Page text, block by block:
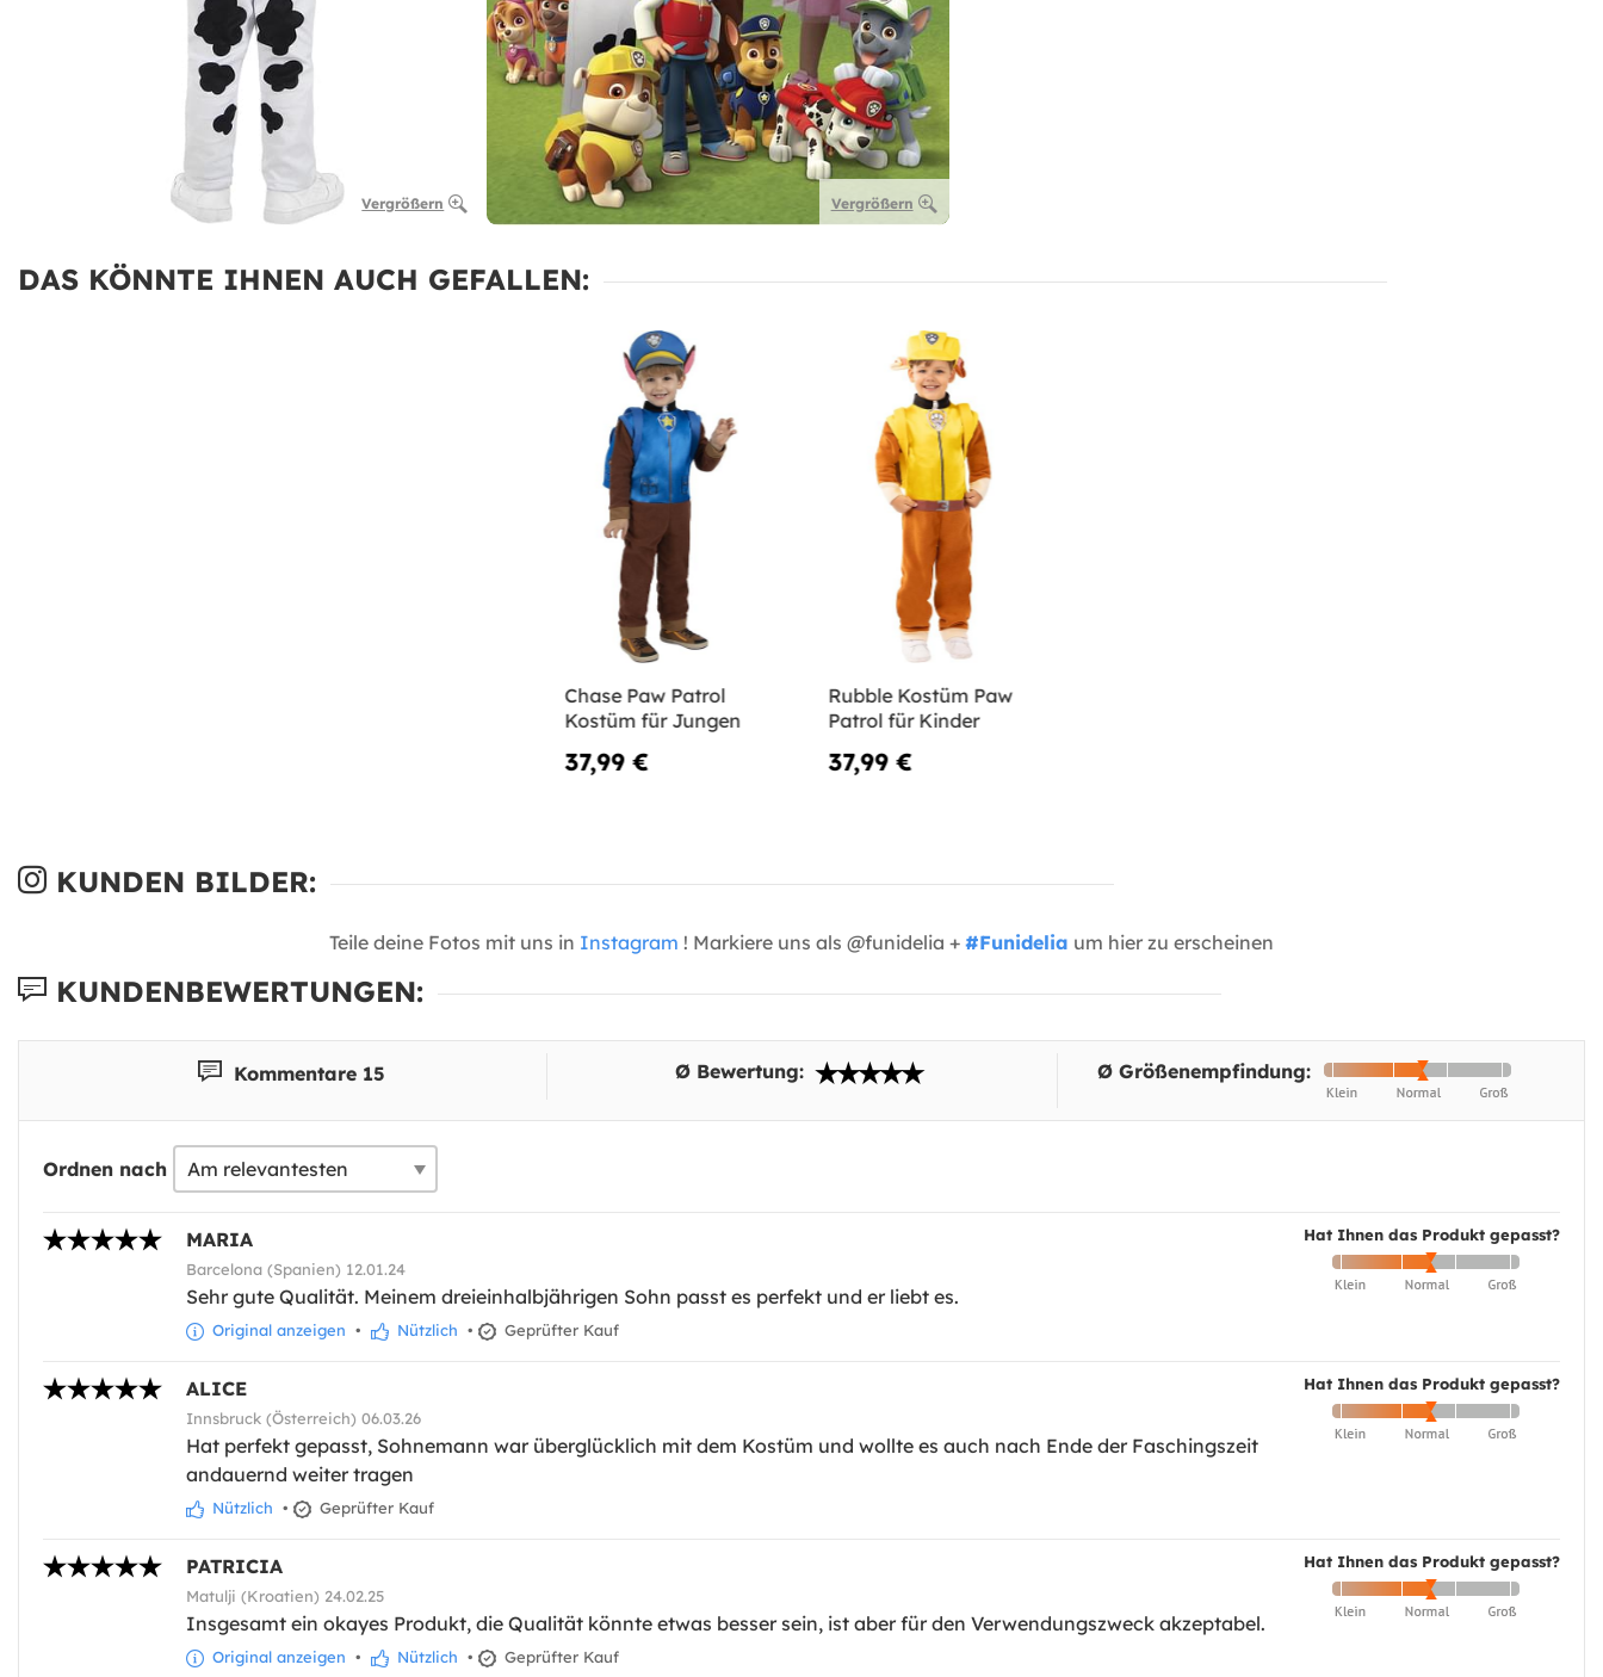
Vergrößern Vergrößern
DAS KÖNNTE IHNEN AUCH GEFALLEN:
Chase Paw Patrol
Kostüm für Jungen
37,99 €
Rubble Kostüm Paw
Patrol für Kinder
37,99 €
KUNDEN BILDER:
Teile deine Fotos mit uns in Instagram ! Markiere uns als @funidelia + #Funidelia um hier zu erscheinen
KUNDENBEWERTUNGEN:
Kommentare 15 Ø Bewertung: Ø Größenempfindung:
Ordnen nach
Hat Ihnen das Produkt gepasst?
MARIA
Barcelona (Spanien) 12.01.24
Sehr gute Qualität. Meinem dreieinhalbjährigen Sohn passt es perfekt und er liebt es.
Original anzeigen • Nützlich • Geprüfter Kauf
Hat Ihnen das Produkt gepasst?
ALICE
Innsbruck (Österreich) 06.03.26
Hat perfekt gepasst, Sohnemann war überglücklich mit dem Kostüm und wollte es auch nach Ende der Faschingszeit
andauernd weiter tragen
Nützlich • Geprüfter Kauf
Hat Ihnen das Produkt gepasst?
PATRICIA
Matulji (Kroatien) 24.02.25
Insgesamt ein okayes Produkt, die Qualität könnte etwas besser sein, ist aber für den Verwendungszweck akzeptabel.
Original anzeigen • Nützlich • Geprüfter Kauf